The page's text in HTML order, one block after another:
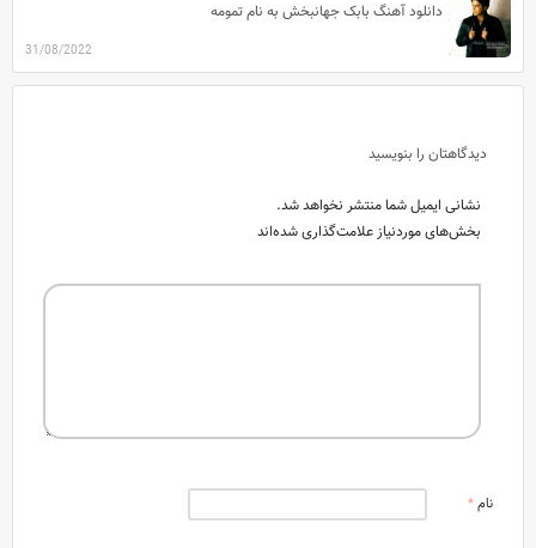
دانلود آهنگ بابک جهانبخش به نام تمومه
31/08/2022
دیدگاهتان را بنویسید
نشانی ایمیل شما منتشر نخواهد شد.
بخش‌های موردنیاز علامت‌گذاری شده‌اند
نام*